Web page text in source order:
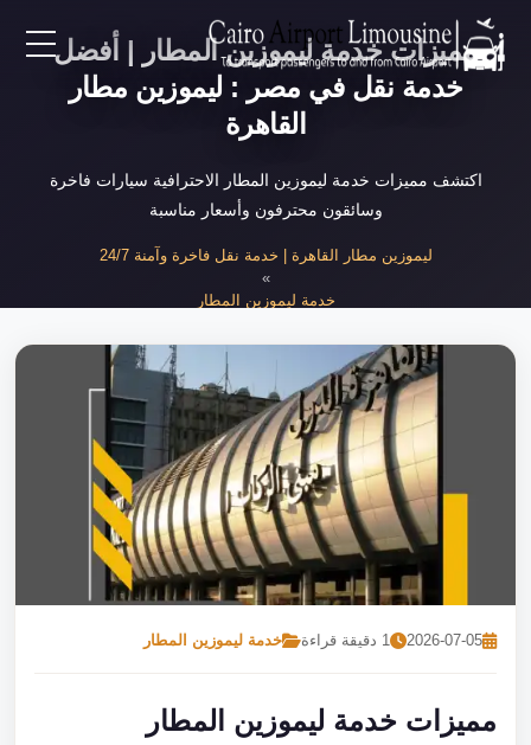
خدمات المطار
نحن
مميزات خدمة ليموزين المطار | أفضل
خدمة نقل في مصر : ليموزين مطار
القاهرة
اكتشف مميزات خدمة ليموزين المطار الاحترافية سيارات فاخرة
وسائقون محترفون وأسعار مناسبة
ليموزين مطار القاهرة | خدمة نقل فاخرة وآمنة 24/7
خدمة ليموزين المطار
مميزات خدمة ليموزين المطار الاحترافية
2026-07-05 1 دقيقة قراءة خدمة ليموزين المطار
مميزات خدمة ليموزين المطار